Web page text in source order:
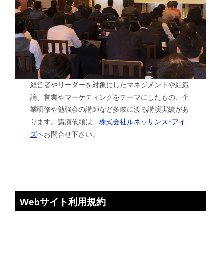
経営者やリーダーを対象にしたマネジメントや組織
論、営業やマーケティングをテーマにしたもの、企
業研修や勉強会の講師など多岐に渡る講演実績があ
ります。講演依頼は、株式会社ルネッサンス･アイ
ズへお問合せ下さい。
Webサイト利用規約